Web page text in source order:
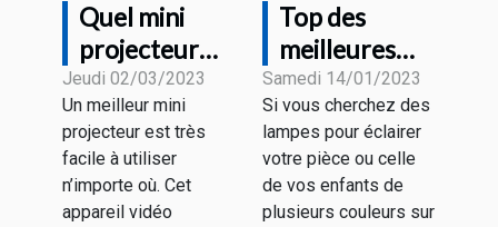
Quel mini
projecteur
faut-il choisir
en 2023 ?
Jeudi 02/03/2023
Un meilleur mini
projecteur est très
facile à utiliser
n’importe où. Cet
appareil vidéo
Top des
meilleures
collections de
CHAMBRE
AESTHETIC
LED du
moment
Samedi 14/01/2023
Si vous cherchez des
lampes pour éclairer
votre pièce ou celle
de vos enfants de
plusieurs couleurs sur